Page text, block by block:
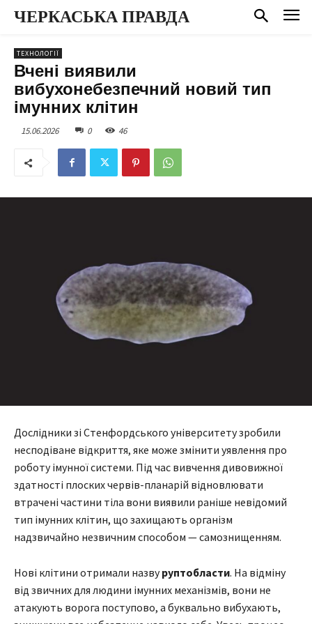
ЧЕРКАСЬКА ПРАВДА
ТЕХНОЛОГІЇ
Вчені виявили
вибухонебезпечний новий тип
імунних клітин
15.06.2026 0 46
Дослідники зі Стенфордського університету зробили
несподіване відкриття, яке може змінити уявлення про
роботу імунної системи. Під час вивчення дивовижної
здатності плоских червів-планарій відновлювати
втрачені частини тіла вони виявили раніше невідомий
тип імунних клітин, що захищають організм
надзвичайно незвичним способом — самознищенням.
Нові клітини отримали назвуруптобласти. На відміну
від звичних для людини імунних механізмів, вони не
атакують ворога поступово, а буквально вибухають,